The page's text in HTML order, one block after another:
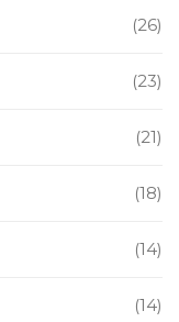
(26)
(23)
(21)
(18)
(14)
(14)